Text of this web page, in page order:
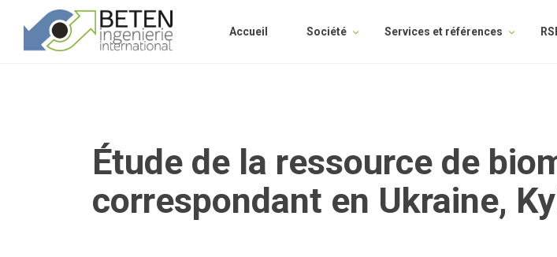
Accueil Société Services et références
Étude de la ressource de
correspondant en Ukraine,